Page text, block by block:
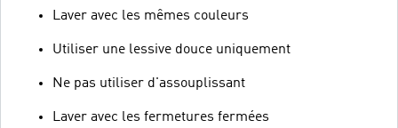
Laver avec les mêmes couleurs
Utiliser une lessive douce uniquement
Ne pas utiliser d'assouplissant
Laver avec les fermetures fermées